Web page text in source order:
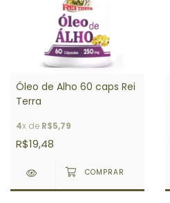
Óleo de Alho 60 caps Rei
Terra
4x de R$5,79
R$19,48